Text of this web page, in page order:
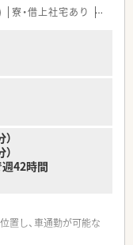
寮・借上社宅あり 住宅
42時間
置し、車通勤が可能な